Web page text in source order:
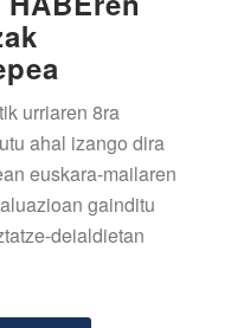
urriaren 8ra
ahal izango dira
euskara-mailaren
gainditu
deialdietan